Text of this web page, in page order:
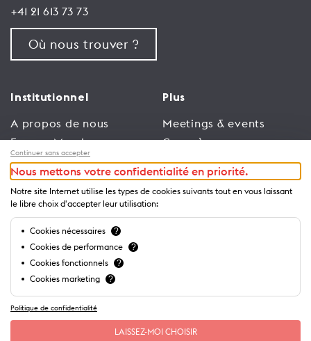
+41 21 613 73 73
Où nous trouver ?
Institutionnel
A propos de nous
Espace Membres
Emploi
Conditions générales
d’utilisation
Politique de
confidentialité
Plus
Meetings & events
Congrès
Trade
Espace Médias
Annonceurs
Brochures et guides
Continuer sans accepter
Nous mettons votre confidentialité en priorité.
Notre site Internet utilise les types de cookies suivants tout en vous laissant
le libre choix d'accepter leur utilisation:
Cookies nécessaires ?
Cookies de performance ?
Cookies fonctionnels ?
Cookies marketing ?
Politique de confidentialité
LAISSEZ-MOI CHOISIR